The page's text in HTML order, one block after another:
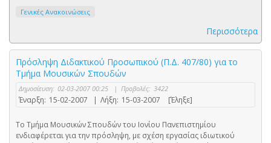
Γενικές Ανακοινώσεις
Περισσότερα
Πρόσληψη Διδακτικού Προσωπικού (Π.Δ. 407/80) για το
Τμήμα Μουσικών Σπουδών
Δημοσίευση: 02-03-2007 00:25 | Προβολές: 3422
Έναρξη: 15-02-2007 | Λήξη: 15-03-2007 [Έληξε]
Το Τμήμα Μουσικών Σπουδών του Ιονίου Πανεπιστημίου
ενδιαφέρεται για την πρόσληψη, με σχέση εργασίας ιδιωτικού